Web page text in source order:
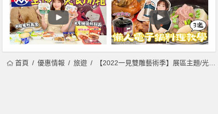
首頁 優惠情報 旅遊 【2022一見雙雕藝術季】展區主題/光雕搶先看！台南七股鹽山登場！